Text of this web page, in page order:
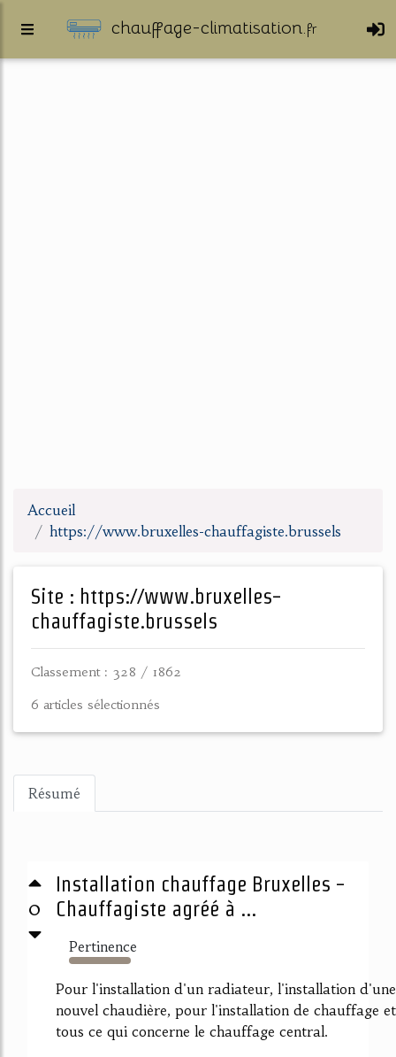
chauffage-climatisation.fr
Accueil
https://www.bruxelles-chauffagiste.brussels
Site : https://www.bruxelles-
chauffagiste.brussels
Classement : 328 / 1862
6 articles sélectionnés
Résumé
0
Installation chauffage Bruxelles -
Chauffagiste agréé à ...
Pertinence
4478%
Pour l'installation d'un radiateur, l'installation d'une
nouvel chaudière, pour l'installation de chauffage et
tous ce qui concerne le chauffage central.